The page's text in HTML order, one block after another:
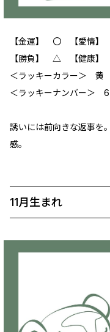
【金運】 〇 【愛情
【勝負】 △ 【健康】
＜ラッキーカラー＞ 黄
＜ラッキーナンバー＞ 6
誘いには前向きな返事を
感。
11月生まれ